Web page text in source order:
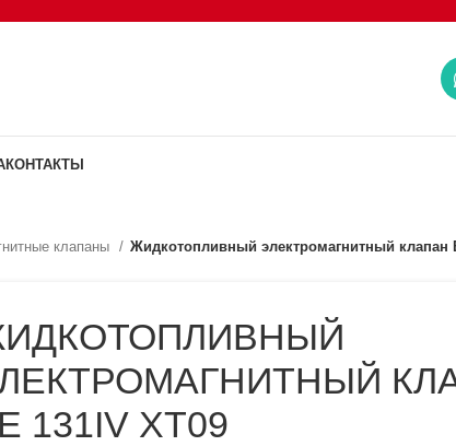
КОНТАКТЫ
клапаны Жидкотопливный электромагнитный клапан
131IV XT09